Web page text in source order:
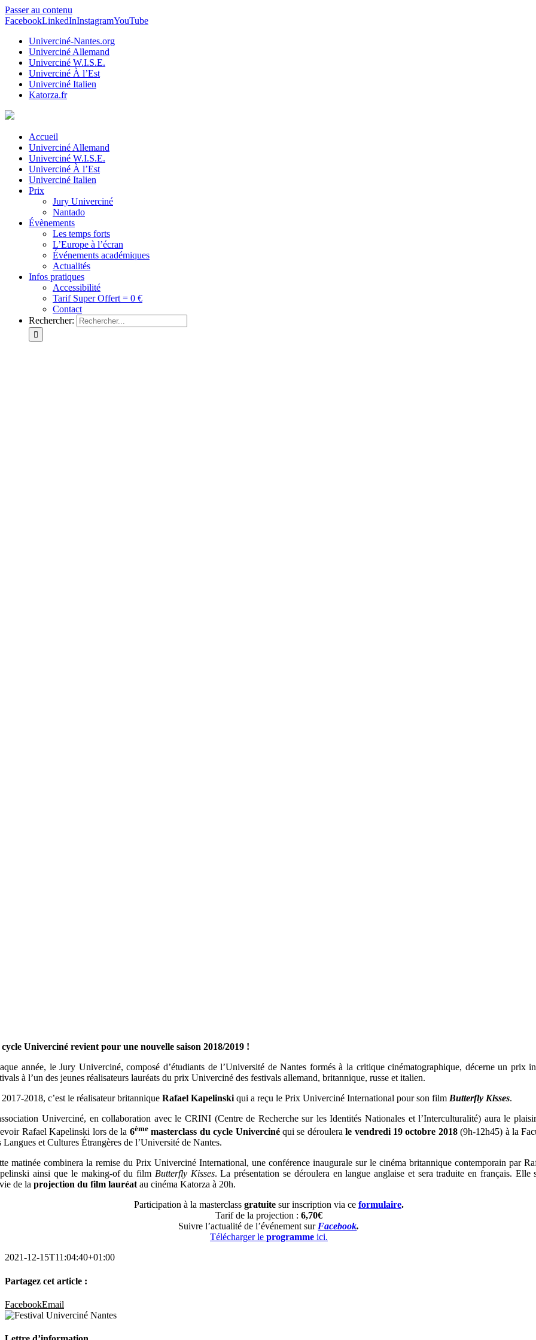
Passer au contenu
FacebookLinkedInInstagramYouTube
Univerciné-Nantes.org
Univerciné Allemand
Univerciné W.I.S.E.
Univerciné À l’Est
Univerciné Italien
Katorza.fr
Accueil
Univerciné Allemand
Univerciné W.I.S.E.
Univerciné À l’Est
Univerciné Italien
Prix
Jury Univerciné
Nantado
Évènements
Les temps forts
L’Europe à l’écran
Événements académiques
Actualités
Infos pratiques
Accessibilité
Tarif Super Offert = 0 €
Contact
Rechercher:
Univerciné revient pour une nouvelle saison 2018/2019 !
année, le Jury Univerciné, composé d’étudiants de l’Université de Nantes formés à la critique cinématographique, décerne un prix
à l’un des jeunes réalisateurs lauréats du prix Univerciné des festivals allemand, britannique, russe et italien.
2018, c’est le réalisateur britanniqueRafael Kapelinski qui a reçu le Prix Univerciné International pour son film Butterfly Kisses.
Univerciné, en collaboration avec le CRINI (Centre de Recherche sur les Identités Nationales et l’Interculturalité) aura le
Rafael Kapelinski lors de la 6èmemasterclass du cycle Univercinéqui se déroulerale vendredi 19 octobre 2018(9h-12h45) à la
Langues et Cultures Étrangères de l’Université de Nantes.
matinée combinera la remise du Prix Univerciné International, une conférence inaugurale sur le cinéma britannique contemporain par
ainsi que le making-of du film Butterfly Kisses. La présentation se déroulera en langue anglaise et sera traduite en français. Elle
de laprojection du film lauréat au cinéma Katorza à 20h.
Participation à la masterclass gratuitesur inscription via ce formulaire.
Tarif de la projection : 6,70€
Suivre l’actualité de l’événement sur Facebook.
Télécharger le programmeici.
2021-12-15T11:04:40+01:00
Partagez cet article :
FacebookEmail